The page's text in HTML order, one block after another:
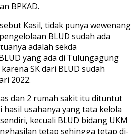
BPKAD.
Kasil, tidak punya wewenang
BLUD sudah ada
adalah sekda
yang ada di Tulungagung
SK dari BLUD sudah
2022.
dan 2 rumah sakit itu dituntut
hasil usahanya yang tata kelola
kecuali BLUD bidang UKM
tetap sehingga tetap di-